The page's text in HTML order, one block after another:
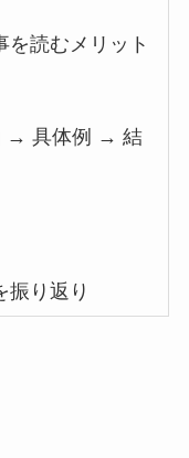
読むメリット
→ 具体例 → 結
り返り